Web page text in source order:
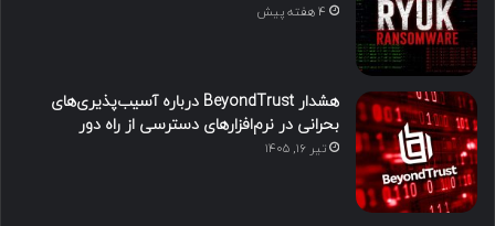
4 هفته پیش
هشدار BeyondTrust درباره آسیب‌پذیری‌های
بحرانی در نرم‌افزارهای دسترسی از راه دور
تیر ۱۶, ۱۴۰۵